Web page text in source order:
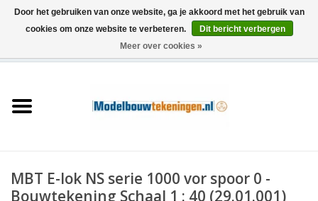
Schepen
Houtbouw
MBT E-lok NS serie 1000 vor spoor 0 -
Bouwtekening Schaal 1 : 40 (29.01.001)
Door het gebruiken van onze website, ga je akkoord met het gebruik van
cookies om onze website te verbeteren.
Dit bericht verbergen
Meer over cookies »